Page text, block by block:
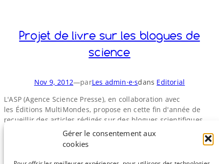
Gérer le consentement aux
cookies
Projet de livre sur les blogues de
science
Nov 9, 2012—parLes admin·e·sdans Editorial
L'ASP (Agence Science Presse), en collaboration avec
les Éditions MultiMondes, propose en cette fin d'année de
recueillir des articles rédigés sur des blogues scientifiques
francophones afin de les rassembler dans un livre (plus de
détails…). Étant donné la qualité mondialement reconnue de
billets au concours. Mais pour…